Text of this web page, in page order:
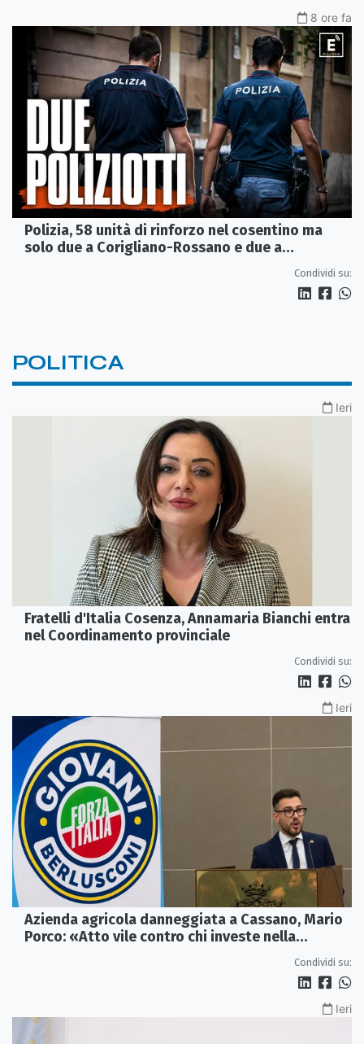
8 ore fa
Polizia, 58 unità di rinforzo nel cosentino ma
solo due a Corigliano-Rossano e due a
Condividi su:
POLITICA
Ieri
Fratelli d'Italia Cosenza, Annamaria Bianchi entra
nel Coordinamento provinciale
Condividi su:
Ieri
Azienda agricola danneggiata a Cassano, Mario
Porco: «Atto vile contro chi investe nella
Condividi su:
Ieri